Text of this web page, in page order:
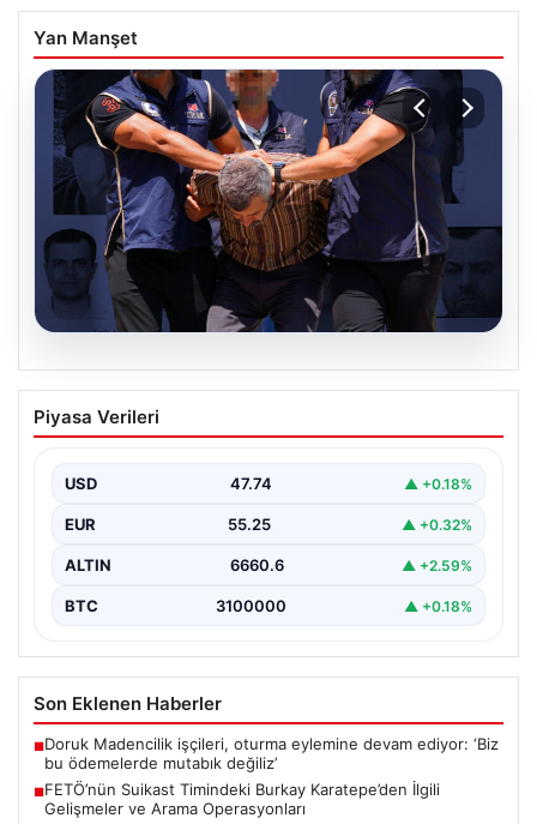
Yan Manşet
07.08.2026
FETÖ’nün Suikast Timindeki Burkay
Karatepe’den İlgili Gelişmeler ve Arama
15 Temmuz darbe girişimi sırasında Cumhurbaşkanı
planında yer…
Piyasa Verileri
USD 47.74 ▲ +0.18%
EUR 55.25 ▲ +0.32%
ALTIN 6660.6 ▲ +2.59%
BTC 3100000 ▲ +0.18%
Son Eklenen Haberler
■Doruk Madencilik işçileri, oturma eylemine devam ediyor: ‘Biz
bu ödemelerde mutabık değiliz’
■FETÖ’nün Suikast Timindeki Burkay Karatepe’den İlgili
Gelişmeler ve Arama Operasyonları